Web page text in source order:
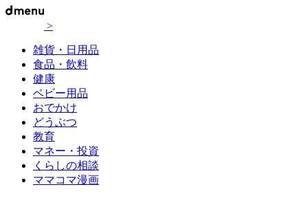
>
雑貨・日用品
食品・飲料
健康
ベビー用品
おでかけ
どうぶつ
教育
マネー・投資
くらしの相談
ママコマ漫画